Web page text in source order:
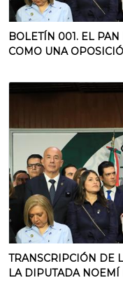
BOLETÍN 001. EL
COMO UNA
TRANSCRIPCIÓN DE
LA DIPUTADA NOEMÍ